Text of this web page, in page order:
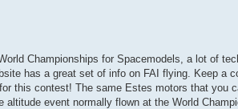
Championships for Spacemodels, a lot of
has a great set of info on FAI flying. Keep a
this contest! The same Estes motors that you
event normally flown at the World